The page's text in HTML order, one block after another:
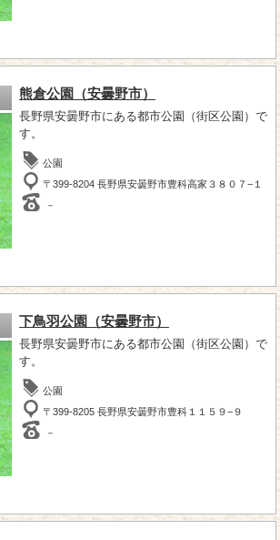
熊倉公園（安曇野市）
長野県安曇野市にある都市公園（街区公園）で
す。
公園
〒399-8204 長野県安曇野市豊科高家３８０７−１
－
下鳥羽公園（安曇野市）
長野県安曇野市にある都市公園（街区公園）で
す。
公園
〒399-8205 長野県安曇野市豊科１１５９−９
－